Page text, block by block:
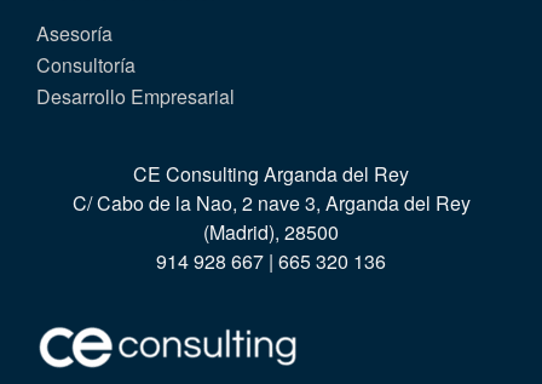
Asesoría
Consultoría
Desarrollo Empresarial
CE Consulting Arganda del Rey
C/ Cabo de la Nao, 2 nave 3, Arganda del Rey
(Madrid), 28500
914 928 667 | 665 320 136